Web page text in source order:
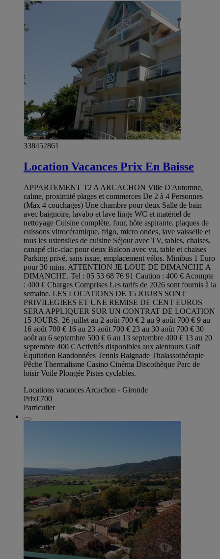
338452861
Location Vacances Prix En Baisse
APPARTEMENT T2 A ARCACHON Ville D'Automne,
calme, proximité plages et commerces De 2 à 4 Personnes
(Max 4 couchages) Une chambre pour deux Salle de bain
avec baignoire, lavabo et lave linge WC et matériel de
nettoyage Cuisine complète, four, hôte aspirante, plaques de
cuissons vitrocéramique, frigo, micro ondes, lave vaisselle et
tous les ustensiles de cuisine Séjour avec TV, tables, chaises,
canapé clic-clac pour deux Balcon avec vu, table et chaises
Parking privé, sans issue, emplacement vélos. Minibus 1 Euro
pour 30 mins. ATTENTION JE LOUE DE DIMANCHE A
DIMANCHE. Tel : 05 53 68 76 91 Caution : 400 € Acompte
: 400 € Charges Comprises Les tarifs de 2026 sont fournis à la
semaine. LES LOCATIONS DE 15 JOURS SONT
PRIVILEGIEES ET UNE REMISE DE CENT EUROS
SERA APPLIQUER SUR UN CONTRAT DE LOCATION
15 JOURS. 26 juillet au 2 août 700 € 2 au 9 août 700 € 9 au
16 août 700 € 16 au 23 août 700 € 23 au 30 août 700 € 30
août au 6 septembre 500 € 6 au 13 septembre 400 € 13 au 20
septembre 400 € Activités disponibles aux alentours Golf
Équitation Randonnées Tennis Baignade Thalassothérapie
Pêche Thermalisme Casino Cinéma Discothèque Parc de
loisir Voile Plongée Pistes cyclables.
Locations vacances Arcachon - Gironde
Prix€700
Particulier